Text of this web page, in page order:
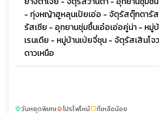
- ทุ่งหญ้าฮูหลุนเป้ยเอ่อ - จัตุรัสตุ๊กตารั
รัสเซีย - อุทยานชุ่มชื้นเอ๋อเอ่อคู่น่า - หมู่
เรนเดีย - หมู่บ้านเป่ยจี่ชุน - จัตุรัสเสิน
ดาวเหนือ
sunnyวันหยุดพิเศษlocal_fire_departmentโปรไฟไหม้confirmation_numberที่เหลือน้อย